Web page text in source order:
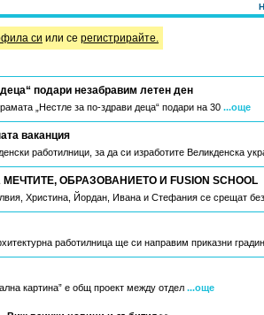
си или се регистрирайте.
подари незабравим летен ден
„Нестле за по-здрави деца“ подари на 30 ...още
ваканция
работилници, за да си изработите Великденска
ОБРАЗОВАНИЕТО И FUSION SCHOOL
Христина, Йордан, Ивана и Стефания се срещат
работилница ще си направим приказни
картина” е общ проект между отдел ...още